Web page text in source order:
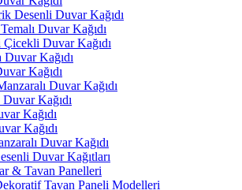
Desenli Duvar Kağıdı
Duvar Kağıdı
Duvar Kağıdı
Duvar Kağıdı
Kağıdı
Duvar Kağıdı
Duvar Kağıdı
Kağıdı
Kağıdı
Duvar Kağıdı
Duvar Kağıtları
& Tavan Panelleri
Tavan Paneli Modelleri